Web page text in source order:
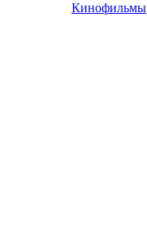
Кинофильмы